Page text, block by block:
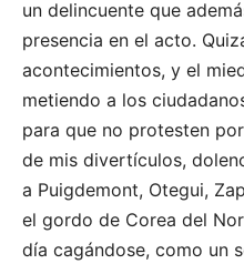
un delincuente que
presencia en el acto.
acontecimientos, y el
metiendo a los
para que no protesten
de mis divertículos,
a Puigdemont, Otegui,
el gordo de Corea del
día cagándose, como un